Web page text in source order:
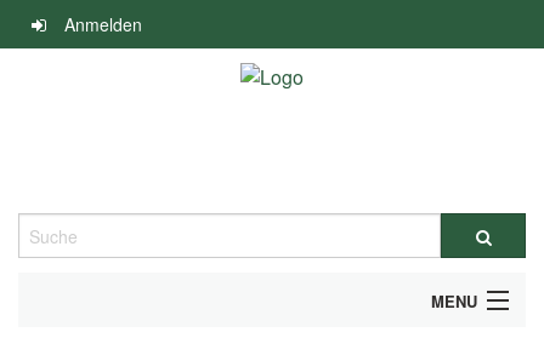
Navigation
überspringen
Anmelden
Suche
MENU